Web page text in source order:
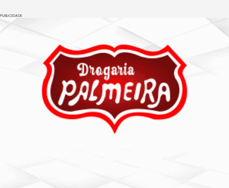
PUBLICIDADE